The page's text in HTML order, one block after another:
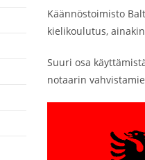
Käännöstoimisto
kielikoulutus,
Suuri osa
notaarin